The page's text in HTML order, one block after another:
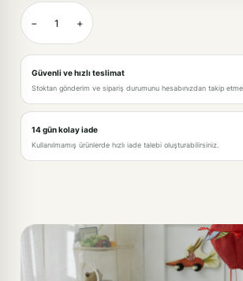
− +
Güvenli ve hızlı teslimat
Stoktan gönderim ve sipariş durumunu hesabınızdan takip etme
14 gün kolay iade
Kullanılmamış ürünlerde hızlı iade talebi oluşturabilirsiniz.